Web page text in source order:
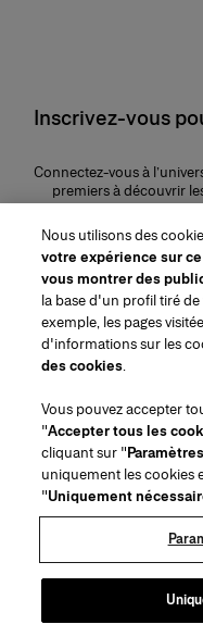
Inscrivez-vous
Connectez-vous à
premiers à découvrir
lancements de parfums,
Adresse e-mail
Service à la clientèle
Trouver une boutique
Livraisons et Retours Beauté
FAQs
(s'ouvre dans un nouvel
À propos de nous
House of Herrera
(s'ouvre dans un nouvel
Mentions légales et cookies
Conditions générales
Conditions Générales de Vente
VTO Data Processing Notice
Nous utilisons des
votre expérience sur
vous montrer des
la base d'un profil tiré
exemple, les pages
d'informations sur les
des cookies.
Vous pouvez accepter
"Accepter tous les
cliquant sur "
uniquement les cookies
"Uniquement